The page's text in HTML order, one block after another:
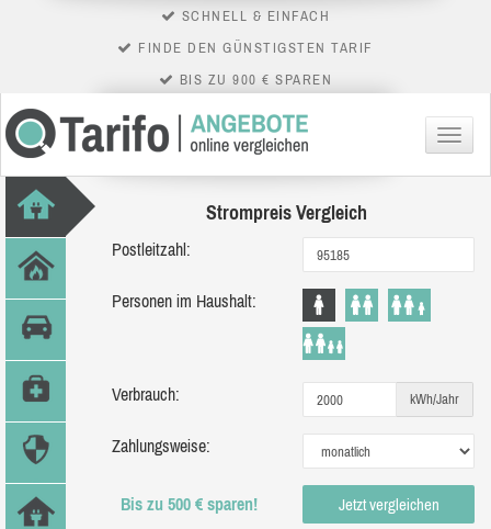
SCHNELL & EINFACH
FINDE DEN GÜNSTIGSTEN TARIF
BIS ZU 900 € SPAREN
Menü
Strompreis Vergleich
Postleitzahl:
Personen im Haushalt:
Verbrauch: kWh/Jahr
Zahlungsweise:
Bis zu 500 € sparen! Jetzt vergleichen